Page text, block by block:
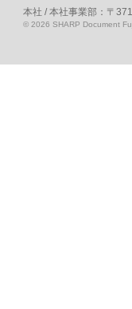
本社 / 本社事業部：〒
© 2026 SHARP Document